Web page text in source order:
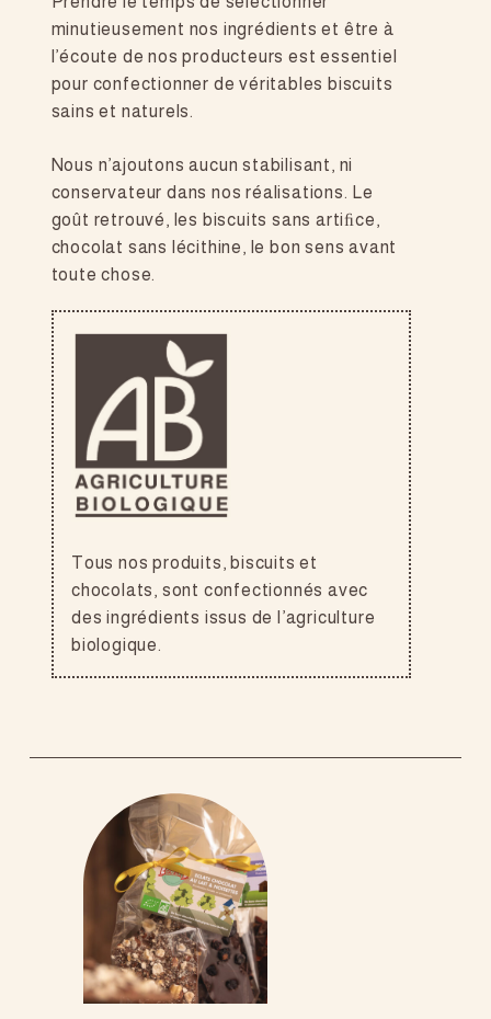
minutieusement nos ingrédients et être à
l’écoute de nos producteurs est essentiel
pour confectionner de véritables biscuits
sains et naturels.
Nous n’ajoutons aucun stabilisant, ni
conservateur dans nos réalisations. Le
goût retrouvé, les biscuits sans artiﬁce,
chocolat sans lécithine, le bon sens avant
toute chose.
Tous nos produits, biscuits et
chocolats, sont confectionnés avec
des ingrédients issus de l’agriculture
biologique.